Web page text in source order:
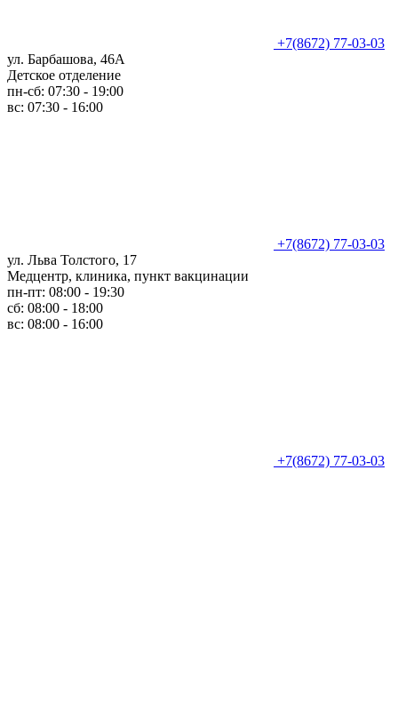
+7(8672) 77-03-03
ул. Барбашова, 46А
Детское отделение
пн-сб: 07:30 - 19:00
вс: 07:30 - 16:00
+7(8672) 77-03-03
ул. Льва Толстого, 17
Медцентр, клиника, пункт вакцинации
пн-пт: 08:00 - 19:30
сб: 08:00 - 18:00
вс: 08:00 - 16:00
+7(8672) 77-03-03